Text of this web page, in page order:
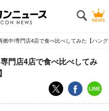
燃中!専門店4店で食べ比べしてみた【ハン
門店4店で食べ比べしてみ